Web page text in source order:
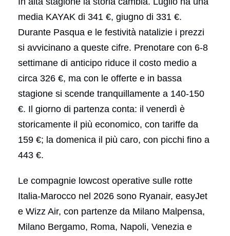
media KAYAK di 341 €, giugno di 331 €.
Durante Pasqua e le festività natalizie i prezzi
si avvicinano a queste cifre. Prenotare con 6-8
settimane di anticipo riduce il costo medio a
circa 326 €, ma con le offerte e in bassa
stagione si scende tranquillamente a 140-150
€. Il giorno di partenza conta: il venerdì è
storicamente il più economico, con tariffe da
159 €; la domenica il più caro, con picchi fino a
443 €.
Le compagnie lowcost operative sulle rotte
Italia-Marocco nel 2026 sono Ryanair, easyJet
e Wizz Air, con partenze da Milano Malpensa,
Milano Bergamo, Roma, Napoli, Venezia e